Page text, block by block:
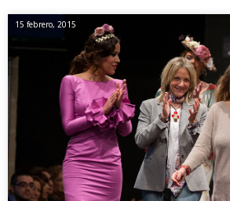
15 febrero, 2015